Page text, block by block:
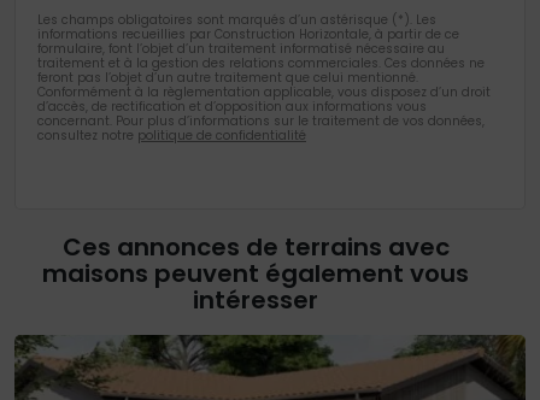
Les champs obligatoires sont marqués d’un astérisque (*). Les
informations recueillies par Construction Horizontale, à partir de ce
formulaire, font l’objet d’un traitement informatisé nécessaire au
traitement et à la gestion des relations commerciales. Ces données ne
feront pas l’objet d’un autre traitement que celui mentionné.
Conformément à la règlementation applicable, vous disposez d’un droit
d’accès, de rectification et d’opposition aux informations vous
concernant. Pour plus d’informations sur le traitement de vos données,
consultez notre politique de confidentialité
Ces annonces de terrains avec
maisons peuvent également vous
intéresser